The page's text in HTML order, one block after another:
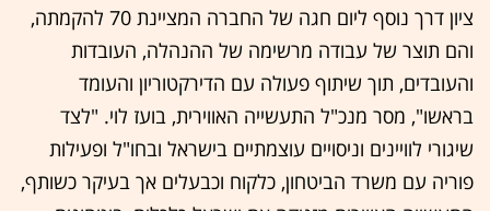
ציון דרך נוסף ליום חגה של החברה המציינת 70 להקמתה,
והם תוצר של עבודה מרשימה של ההנהלה, העובדות
והעובדים, תוך שיתוף פעולה עם הדירקטוריון והעומד
בראשו", מסר מנכ"ל התעשייה האווירית, בועז לוי. "לצד
שיגורי לוויינים וניסויים עוצמתיים בישראל ובחו"ל ופעילות
פוריה עם משרד הביטחון, כלקוח וכבעלים אך בעיקר כשותף,